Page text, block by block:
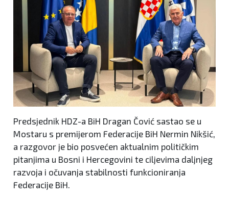
Predsjednik HDZ-a BiH Dragan Čović sastao se u
Mostaru s premijerom Federacije BiH Nermin Nikšić,
a razgovor je bio posvećen aktualnim političkim
pitanjima u Bosni i Hercegovini te ciljevima daljnjeg
razvoja i očuvanja stabilnosti funkcioniranja
Federacije BiH.